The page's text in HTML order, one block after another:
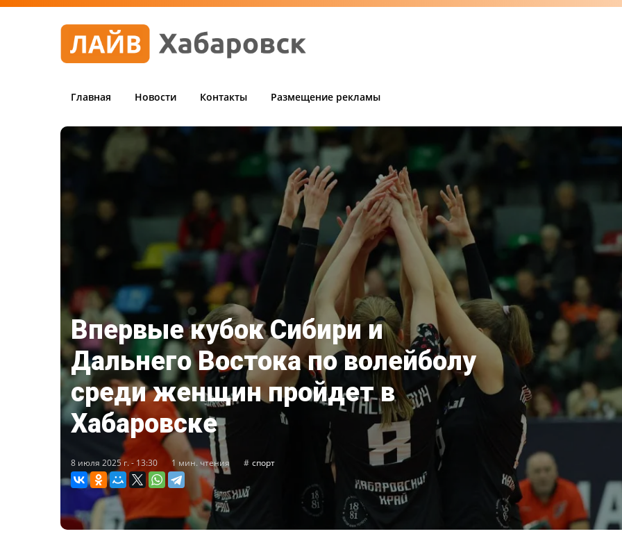
Главная Новости Контакты Размещение рекламы
Впервые кубок Сибири и
Дальнего Востока по волейболу
среди женщин пройдет в
Хабаровске
8 июля 2025 г. - 13:30 1 мин. чтения спорт